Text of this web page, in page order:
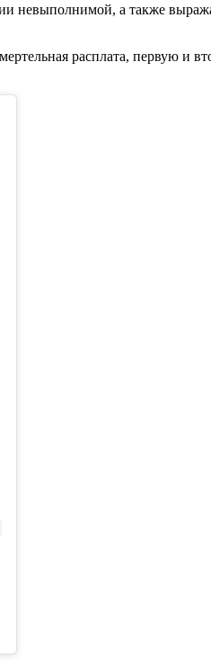
невыполнимой, а также
расплата, первую и